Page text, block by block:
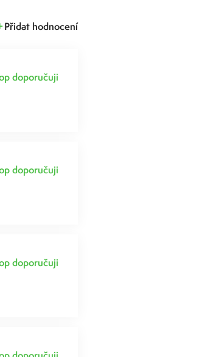
Přidat hodnocení
doporučuji
doporučuji
doporučuji